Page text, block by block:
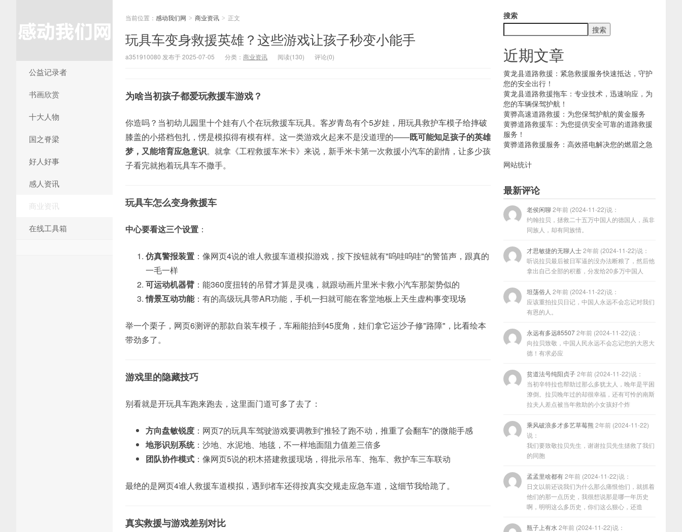
公益记录者
书画欣赏
十大人物
国之脊梁
好人好事
感人资讯
商业资讯
在线工具箱
当前位置： 感动我们网 > 商业资讯 > 正文
玩具车变身救援英雄？这些游戏让孩子秒变小能手
a351910080 发布于 2025-07-05 分类： 商业资讯 阅读(130) 评论(0)
为啥当初孩子都爱玩救援车游戏？
你造吗？当初幼儿园里十个娃有八个在玩救援车玩具。客岁青岛有个5岁娃，用玩具救护车模子给摔破
膝盖的小搭档包扎，愣是模拟得有模有样。这一类游戏火起来不是没道理的——既可能知足孩子的英雄
梦，又能培育应急意识。就拿《工程救援车米卡》来说，新手米卡第一次救援小汽车的剧情，让多少孩
子看完就抱着玩具车不撒手。
玩具车怎么变身救援车
中心要看这三个设置 ：
仿真警报装置 ：像网页4说的谁人救援车道模拟游戏，按下按钮就有"呜哇呜哇"的警笛声，跟真的
一毛一样
可运动机器臂 ：能360度扭转的吊臂才算是灵魂，就跟动画片里米卡救小汽车那架势似的
情景互动功能：有的高级玩具带AR功能，手机一扫就可能在客堂地板上天生虚构事变现场
举一个栗子，网页6测评的那款自装车模子，车厢能抬到45度角，娃们拿它运沙子修"路障"，比看绘本
带劲多了。
游戏里的隐藏技巧
别看就是开玩具车跑来跑去，这里面门道可多了去了：
方向盘敏锐度 ：网页7的玩具车驾驶游戏要调教到"推轻了跑不动，推重了会翻车"的微能手感
地形识别系统：沙地、水泥地、地毯，不一样地面阻力值差三倍多
团队协作模式 ：像网页5说的积木搭建救援现场，得批示吊车、拖车、救护车三车联动
最绝的是网页4谁人救援车道模拟，遇到堵车还得按真实交规走应急车道，这细节我给跪了。
真实救援与游戏差别对比
搜索
搜索
近期文章
黄龙县道路救援：紧急救援服务快速抵达，守护
您的安全出行！
黄龙县道路救援拖车：专业技术，迅速响应，为
您的车辆保驾护航！
黄骅高速道路救援：为您保驾护航的黄金服务
黄骅道路救援车：为您提供安全可靠的道路救援
服务！
黄骅道路救援服务：高效搭电解决您的燃眉之急
网站统计
最新评论
老侯闲聊2年前 (2024-11-22)说：
约翰拉贝，拯救二十五万中国人的德国人，虽非
同族人，却有同族情。
才思敏捷的无聊人士2年前 (2024-11-22)说：
听说拉贝最后被日军逼的没办法断粮了，然后他
拿出自己全部的积蓄，分发给20多万中国人
坦荡俗人 2年前 (2024-11-22)说：
应该重拍拉贝日记，中国人永远不会忘记对我们
有恩的人。
永远有多远855072年前 (2024-11-22)说：
向拉贝致敬，中国人民永远不会忘记您的大恩大
德！有求必应
贫道法号纯阳贞子2年前 (2024-11-22)说：
当初辛特拉也帮助过那么多犹太人，晚年是平困
潦倒。拉贝晚年过的却很幸福，还有可怜的南斯
拉夫人差点被当年救助的小女孩好个炸
乘风破浪多才多艺草莓熊 2年前 (2024-11-22)
说：
我们要致敬拉贝先生，谢谢拉贝先生拯救了我们
的同胞
孟孟里啥都有2年前 (2024-11-22)说：
日文以前还说我们为什么那么痛恨他们，就抓着
他们的那一点历史，我很想说那是哪一年历史
啊，明明这么多历史，你们这么狠心，还造
瓶子上有水 2年前 (2024-11-22)说：